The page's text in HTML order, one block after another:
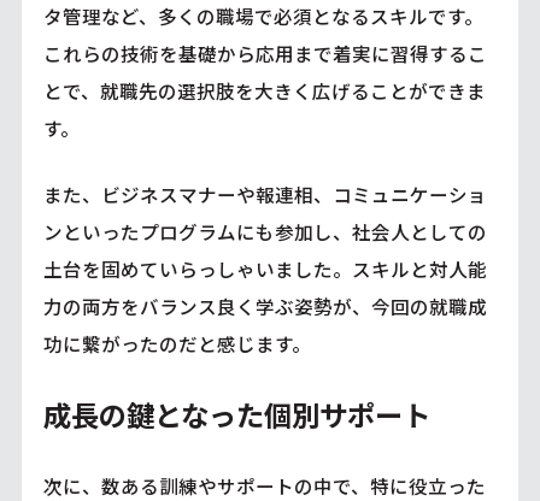
タ管理など、多くの職場で必須となるスキルです。
これらの技術を基礎から応用まで着実に習得するこ
とで、就職先の選択肢を大きく広げることができま
す。
また、ビジネスマナーや報連相、コミュニケーショ
ンといったプログラムにも参加し、社会人としての
土台を固めていらっしゃいました。スキルと対人能
力の両方をバランス良く学ぶ姿勢が、今回の就職成
功に繋がったのだと感じます。
成長の鍵となった個別サポート
次に、数ある訓練やサポートの中で、特に役立った